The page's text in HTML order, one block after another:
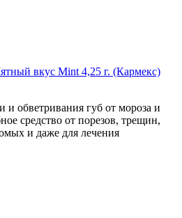
вкус Mint 4,25 г. (Кармекс)
и обветривания губ от мороза и
средство от порезов, трещин,
и даже для лечения